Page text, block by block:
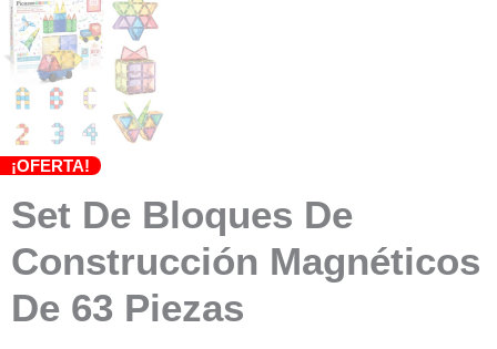
¡OFERTA!
Set De Bloques De
Construcción Magnéticos
De 63 Piezas